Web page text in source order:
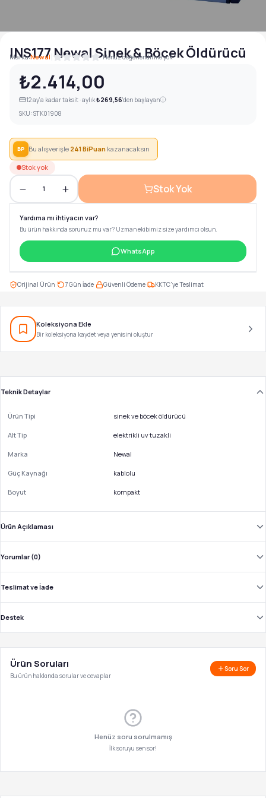
INS177 Newal Sinek & Böcek Öldürücü
Marka:Newal | Henüz değerlendirme yok
₺2.414,00
12ay'a kadar taksit · aylık₺269,56'den başlayan
SKU: STK01908
BP Bu alışverişle 241BiPuan kazanacaksın
Stok yok
1 Stok Yok
Yardıma mı ihtiyacın var?
Bu ürün hakkında sorunuz mu var? Uzman ekibimiz size yardımcı olsun.
WhatsApp
Orijinal Ürün 7 Gün İade Güvenli Ödeme KKTC'ye Teslimat
Koleksiyona Ekle
Bir koleksiyona kaydet veya yenisini oluştur
Teknik Detaylar
Ürün Tipi sinek ve böcek öldürücü
Alt Tip elektrikli uv tuzakli
Marka Newal
Güç Kaynağı kablolu
Boyut kompakt
Ürün Açıklaması
Yorumlar (0)
Teslimat ve İade
Destek
Ürün Soruları
Bu ürün hakkında sorular ve cevaplar
Soru Sor
Henüz soru sorulmamış
İlk soruyu sen sor!